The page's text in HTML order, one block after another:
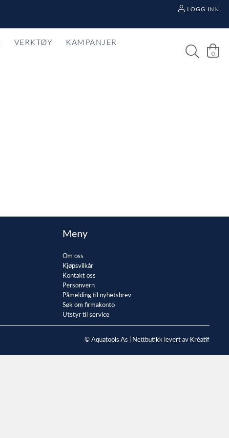
LOGG INN
VERKTØY KAMPANJER
0
Meny
Om oss
Kjøpsvilkår
Kontakt oss
Personvern
Påmelding til nyhetsbrev
Søk om firmakonto
Utstyr til service
© Aquatools As | Nettbutikk levert av Kréatif